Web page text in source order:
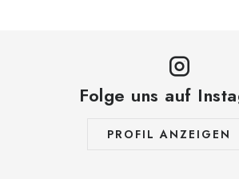
Folge uns auf
PROFIL ANZEIGEN